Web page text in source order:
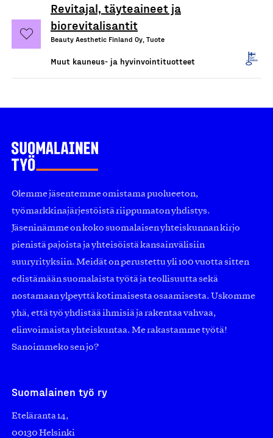
Revitajal, täyteaineet ja
biorevitalisantit
Beauty Aesthetic Finland Oy, Tuote
Muut kauneus- ja hyvinvointituotteet
Olemme jäsentemme omistama puolueeton,
työmarkkinajärjestöistä riippumaton yhdistys.
Jäseninämme on koko suomalaisen yhteiskunnan kirjo
pienistä pajoista ja yhteisöistä kansainvälisiin
suuryrityksiin. Meidät on perustettu yli 100 vuotta sitten
edistämään suomalaista työtä ja teollisuutta sekä
nostamaan ylpeyttä kotimaisesta osaamisesta. Uskomme
yhä, että työ yhdistää ihmisiä ja rakentaa vahvaa,
elinvoimaista yhteiskuntaa. Me rakastamme työtä!
Sanoimmeko sen jo?
Suomalainen työ ry
Eteläranta 14,
00130 Helsinki